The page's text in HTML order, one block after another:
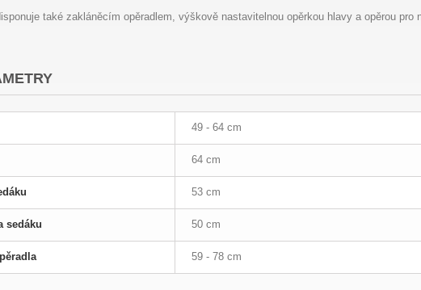
také zakláněcím opěradlem, výškově nastavitelnou opěrkou hlavy a opěrou pro
49 - 64 cm
64 cm
53 cm
sedáku 50 cm
59 - 78 cm